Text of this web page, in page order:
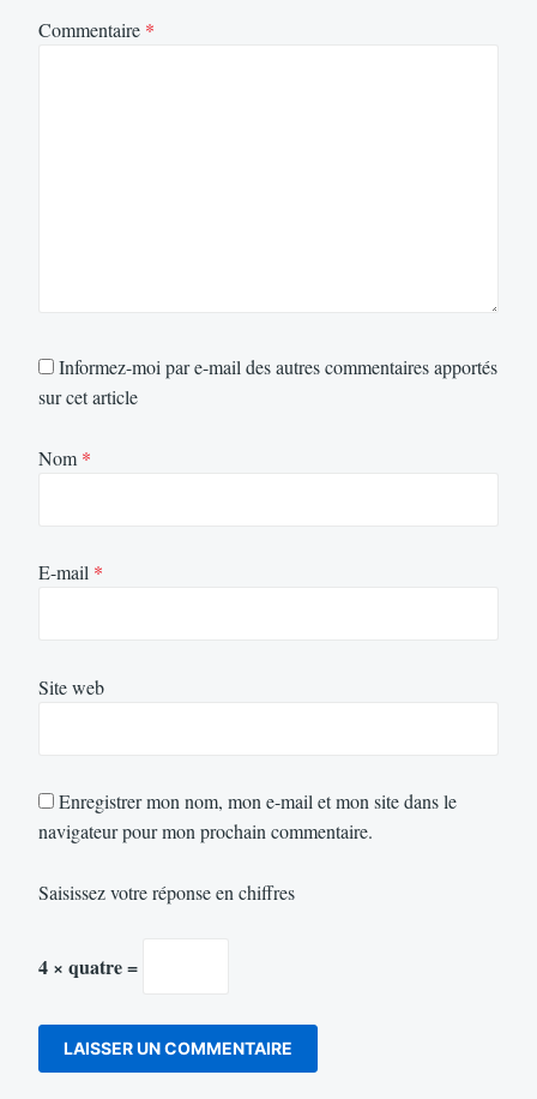
Commentaire *
Informez-moi par e-mail des autres commentaires apportés
sur cet article
Nom *
E-mail *
Site web
Enregistrer mon nom, mon e-mail et mon site dans le
navigateur pour mon prochain commentaire.
Saisissez votre réponse en chiffres
4 × quatre =